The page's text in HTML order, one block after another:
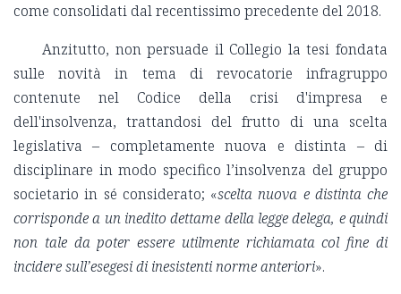
come consolidati dal recentissimo precedente del 2018.
Anzitutto, non persuade il Collegio la tesi fondata
sulle novità in tema di revocatorie infragruppo
contenute nel Codice della crisi d'impresa e
dell'insolvenza, trattandosi del frutto di una scelta
legislativa – completamente nuova e distinta – di
disciplinare in modo specifico l’insolvenza del gruppo
societario in sé considerato; «scelta nuova e distinta che
corrisponde a un inedito dettame della legge delega, e quindi
non tale da poter essere utilmente richiamata col fine di
incidere sull’esegesi di inesistenti norme anteriori».